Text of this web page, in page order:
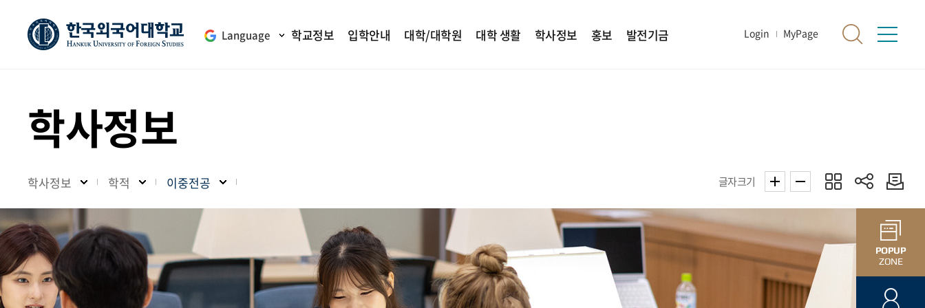
Language 학교정보 입학안내 대학/대학원 대학 생활 학사정보 홍보 발전기금 Login MyPage
POPUP
ZONE
학사정보
학사정보 학적 이중전공 글자크기